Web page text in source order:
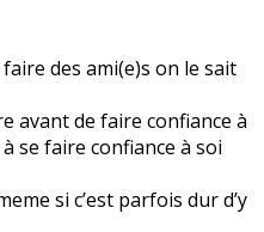
des ami(e)s on le sait
avant de faire confiance à
à se faire confiance à soi
si c’est parfois dur d’y